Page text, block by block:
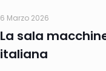
6 Marzo 2026
La sala
italiana